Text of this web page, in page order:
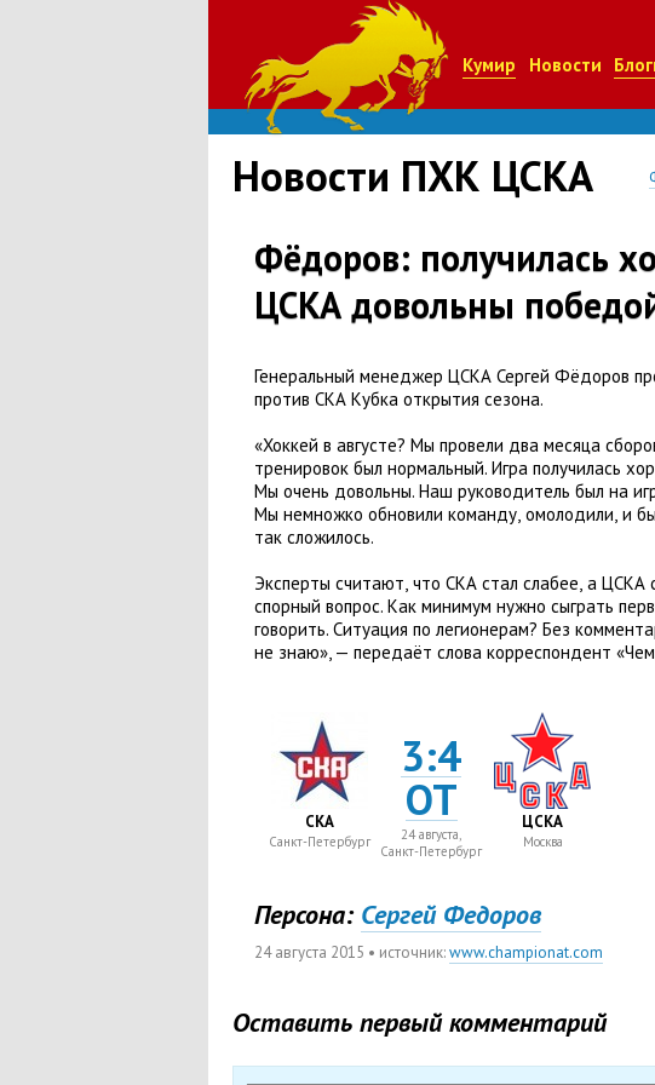
Кумир Новости
Новости ПХК ЦСКА
Фёдоров: получилась
ЦСКА довольны
Генеральный менеджер ЦСКА Сергей Фёдоров
против СКА Кубка открытия сезона.
«Хоккей в августе? Мы провели два месяца
тренировок был нормальный. Игра получилась
Мы очень довольны. Наш руководитель был на
Мы немножко обновили команду, омолодили, и
так сложилось.
Эксперты считают, что СКА стал слабее, а ЦСКА
спорный вопрос. Как минимум нужно сыграть
говорить. Ситуация по легионерам? Без
не знаю», — передаёт слова корреспондент «
СКА
Санкт-Петербург
3:4
ОТ
24 августа,
Санкт-Петербург
ЦСКА
Москва
Персона: Сергей Федоров
24 августа 2015 • источник:www.championat.com
Оставить первый комментарий